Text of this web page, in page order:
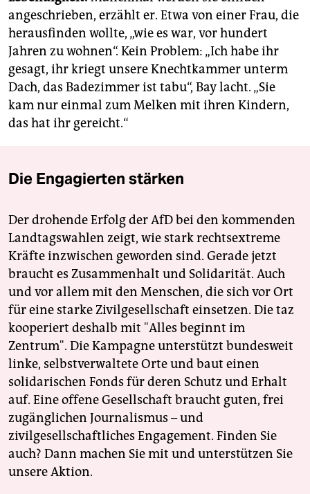
angeschrieben, erzählt er. Etwa von einer Frau, die
herausfinden wollte, „wie es war, vor hundert
Jahren zu wohnen“. Kein Problem: „Ich habe ihr
gesagt, ihr kriegt unsere Knechtkammer unterm
Dach, das Badezimmer ist tabu“, Bay lacht. „Sie
kam nur einmal zum Melken mit ihren Kindern,
das hat ihr gereicht.“
Die Engagierten stärken
Der drohende Erfolg der AfD bei den kommenden
Landtagswahlen zeigt, wie stark rechtsextreme
Kräfte inzwischen geworden sind. Gerade jetzt
braucht es Zusammenhalt und Solidarität. Auch
und vor allem mit den Menschen, die sich vor Ort
für eine starke Zivilgesellschaft einsetzen. Die taz
kooperiert deshalb mit "Alles beginnt im
Zentrum". Die Kampagne unterstützt bundesweit
linke, selbstverwaltete Orte und baut einen
solidarischen Fonds für deren Schutz und Erhalt
auf. Eine offene Gesellschaft braucht guten, frei
zugänglichen Journalismus – und
zivilgesellschaftliches Engagement. Finden Sie
auch? Dann machen Sie mit und unterstützen Sie
unsere Aktion.